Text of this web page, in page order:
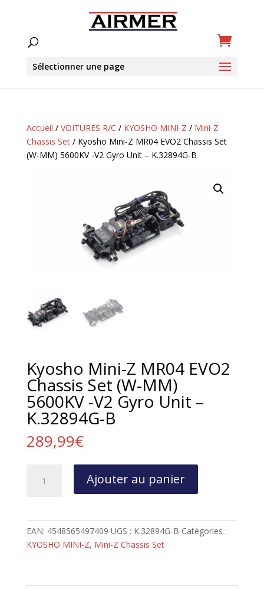
Sélectionner une page
Accueil / VOITURES R/C / KYOSHO MINI-Z / Mini-Z
Chassis Set/ Kyosho Mini-Z MR04 EVO2 Chassis Set
(W-MM) 5600KV -V2 Gyro Unit – K.32894G-B
Kyosho Mini-Z MR04 EVO2
Chassis Set (W-MM)
5600KV -V2 Gyro Unit –
K.32894G-B
289,99€
Ajouter au panier
EAN: 4548565497409 UGS : K.32894G-B Catégories :
KYOSHO MINI-Z, Mini-Z Chassis Set